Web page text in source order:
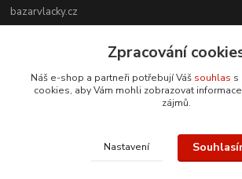
bazarvlacky.cz
+420 774 141 314
info@bazarvlacky.cz
Zpracování
Náš e-shop a partneři potřebují Váš souhlas s
cookies, aby Vám mohli zobrazovat
zájmů.
Nastavení